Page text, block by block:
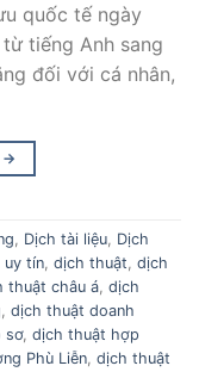
quốc tế ngày
tiếng Anh sang
đối với cá nhân,
→
, Dịch tài liệu, Dịch
uy tín, dịch thuật, dịch
thuật châu á, dịch
, dịch thuật doanh
sơ, dịch thuật hợp
Phù Liễn, dịch thuật